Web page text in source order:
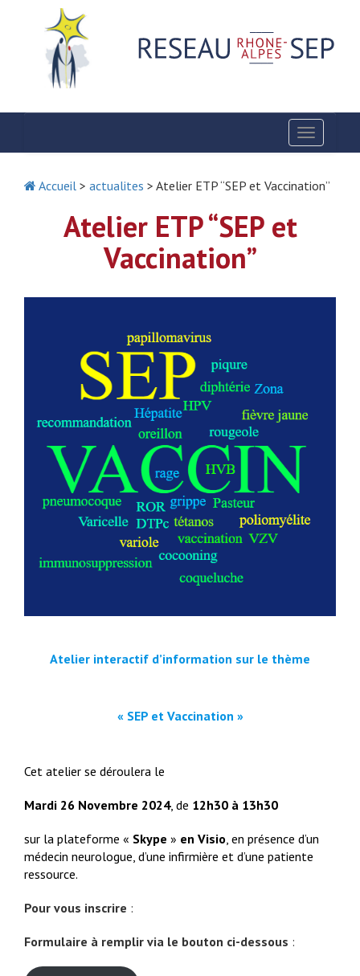
Toggle
Accueil > actualites > Atelier ETP “SEP et Vaccination”
Atelier ETP “SEP et
Vaccination”
Atelier interactif d’information sur le thème
« SEP et Vaccination »
Cet atelier se déroulera le
Mardi 26 Novembre 2024, de 12h30 à 13h30
sur la plateforme « Skype » en Visio , en présence d’un
médecin neurologue, d’une infirmière et d’une patiente
ressource.
Pour vous inscrire :
Formulaire à remplir via le bouton ci-dessous :